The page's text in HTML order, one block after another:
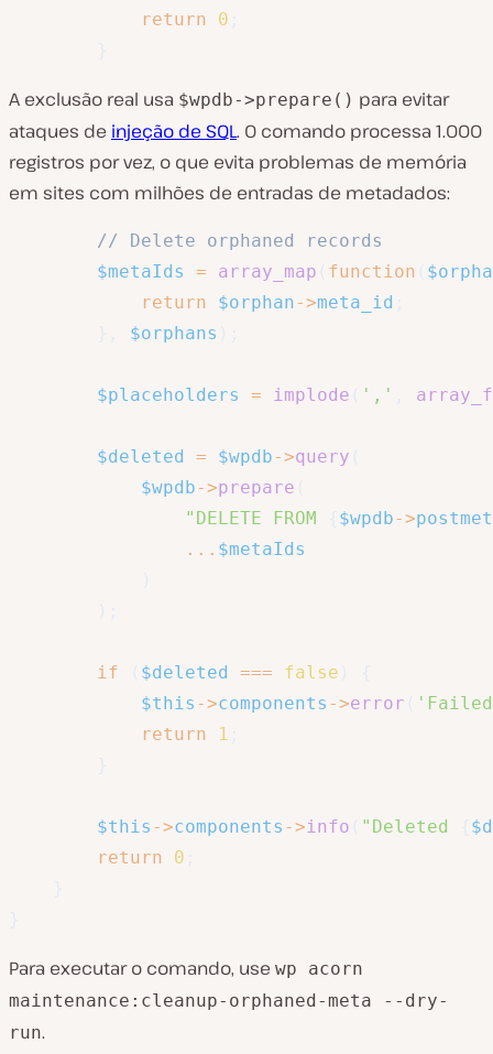
return 0
A exclusão real usa $wpdb->prepare() para evitar
ataques de injeção de SQL. O comando processa 1.000
registros por vez, o que evita problemas de memória
em sites com milhões de entradas de metadados:
// Delete orphaned records
$metaIds
= array_map function
return
$orphan->meta_id
$orphans
$placeholders = implode ','
$deleted = $wpdb->query
$wpdb->prepare
"DELETE FROM
$wpdb->
... $metaIds
if $deleted === false
$this ->components ->error
return
1
$this ->components ->info "Deleted
return
0
Para executar o comando, use wp acorn
maintenance:cleanup-orphaned-meta --dry-
run.